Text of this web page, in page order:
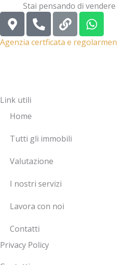
Stai pensando di
M
a
p
k
e
-
l
P
h
o
L
i
n
W
h
a
Agenzia certficata e
Link utili
Home
Tutti gli immobili
Valutazione
I nostri servizi
Lavora con noi
Contatti
Privacy Policy